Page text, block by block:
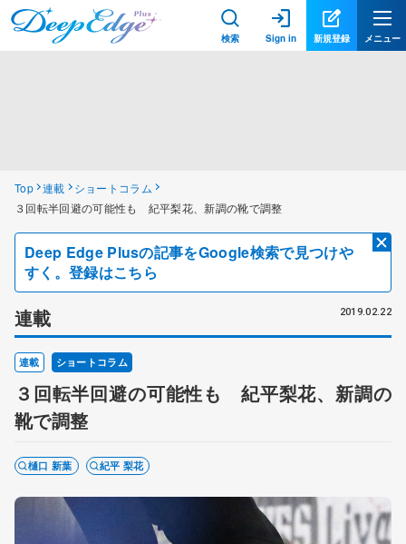
検索 Sign in 新規登録 メニュー
Top 連載
ショートコラム
３回転半回避の可能性も 紀平梨花、新調の靴で調整
Deep Edge Plusの記事をGoogle検索で見つけや
すく。登録はこちら
連載 2019.02.22
連載 ショートコラム
３回転半回避の可能性も 紀平梨花、新調の
靴で調整
樋口 新葉 紀平 梨花